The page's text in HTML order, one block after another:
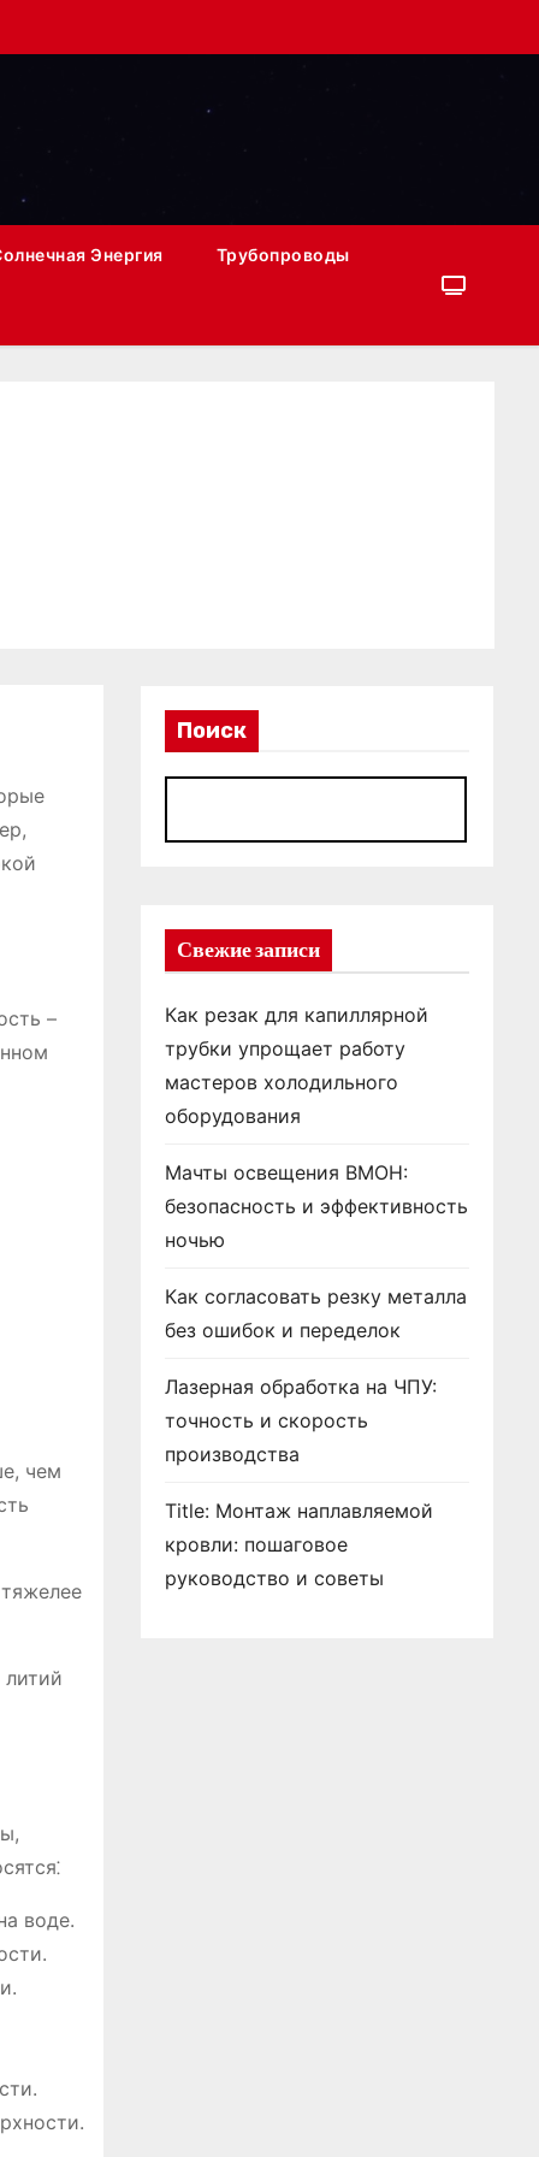
Энергия Трубопроводы
–
чем
литий
воде.
Поиск
Свежие записи
Как резак для капиллярной
трубки упрощает работу
мастеров холодильного
оборудования
Мачты освещения ВМОН:
безопасность и эффективность
ночью
Как согласовать резку металла
без ошибок и переделок
Лазерная обработка на ЧПУ:
точность и скорость
производства
Title: Монтаж наплавляемой
кровли: пошаговое
руководство и советы